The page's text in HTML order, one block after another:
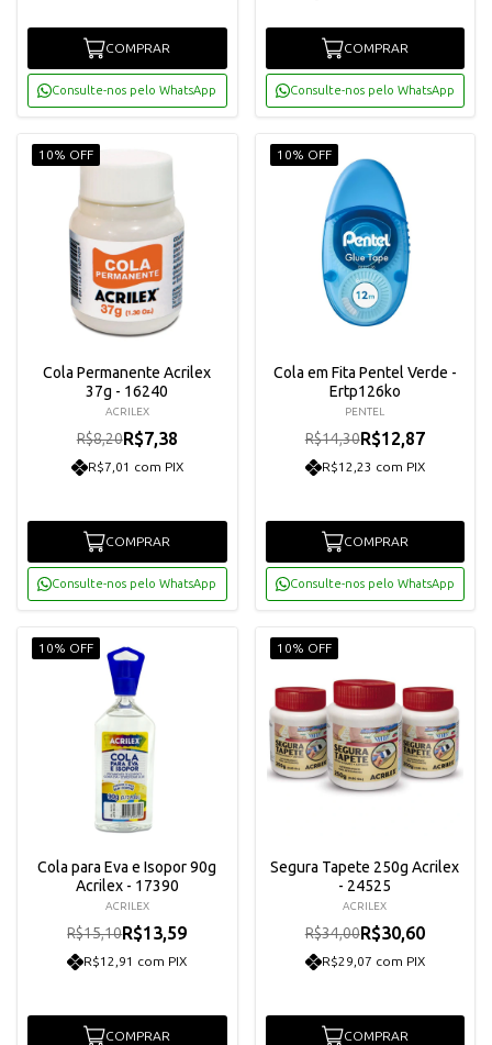
COMPRAR
Consulte-nos pelo WhatsApp
COMPRAR
Consulte-nos pelo WhatsApp
10% OFF
Cola Permanente Acrilex
37g - 16240
ACRILEX
R$8,20R$7,38
R$7,01 com PIX
COMPRAR
Consulte-nos pelo WhatsApp
10% OFF
Cola em Fita Pentel Verde -
Ertp126ko
PENTEL
R$14,30R$12,87
R$12,23 com PIX
COMPRAR
Consulte-nos pelo WhatsApp
10% OFF
Cola para Eva e Isopor 90g
Acrilex - 17390
ACRILEX
R$15,10R$13,59
R$12,91 com PIX
COMPRAR
10% OFF
Segura Tapete 250g Acrilex
- 24525
ACRILEX
R$34,00R$30,60
R$29,07 com PIX
COMPRAR